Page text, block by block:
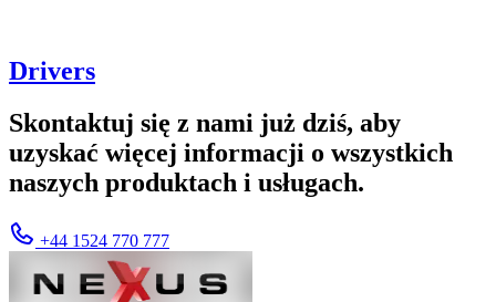
Drivers
Skontaktuj się z nami już dziś, aby
uzyskać więcej informacji o wszystkich
naszych produktach i usługach.
+44 1524 770 777